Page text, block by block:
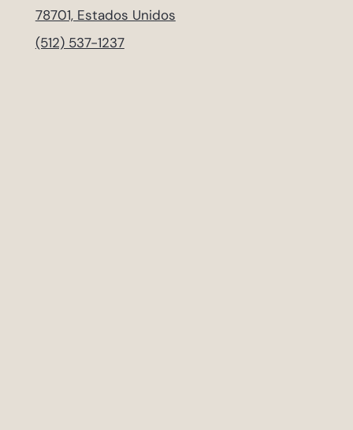
78701, Estados Unidos
(512) 537-1237